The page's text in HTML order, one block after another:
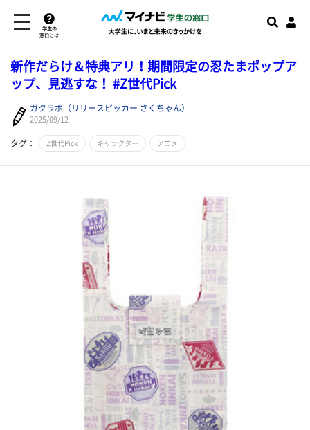
学生の
窓口とは
新作だらけ＆特典アリ！期間限定の忍たまポップア
ップ、見逃すな！ #Z世代Pick
ガクラボ（リリースピッカー さくちゃん）
2025/09/12
タグ： Z世代Pick キャラクター アニメ